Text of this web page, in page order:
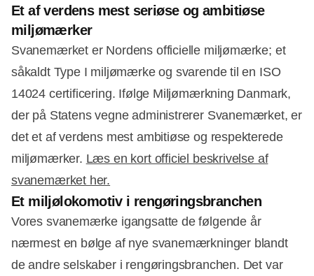
Et af verdens mest seriøse og ambitiøse
miljømærker
Svanemærket er Nordens officielle miljømærke; et
såkaldt Type I miljømærke og svarende til en ISO
14024 certificering. Ifølge Miljømærkning Danmark,
der på Statens vegne administrerer Svanemærket, er
det et af verdens mest ambitiøse og respekterede
miljømærker. Læs en kort officiel beskrivelse af
svanemærket her.
Et miljølokomotiv i rengøringsbranchen
Vores svanemærke igangsatte de følgende år
nærmest en bølge af nye svanemærkninger blandt
de andre selskaber i rengøringsbranchen. Det var